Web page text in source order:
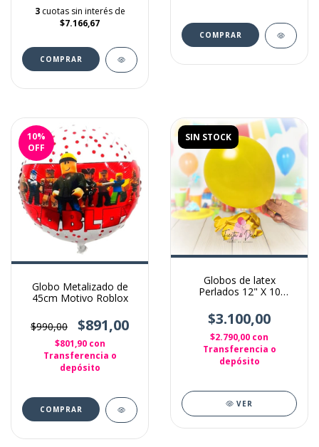
3 cuotas sin interés de
$7.166,67
10%
OFF
Globo Metalizado de
45cm Motivo Roblox
$990,00 $891,00
$801,90 con
Transferencia o
depósito
SIN STOCK
Globos de latex
Perlados 12" X 10
$3.100,00
$2.790,00 con
Transferencia o
depósito
VER